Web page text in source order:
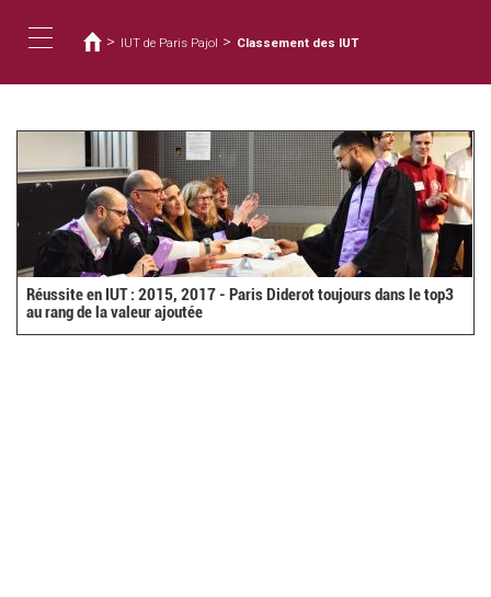
main
navigation
are
here
> IUT de Paris Pajol > Classement des IUT
Réussite en IUT : 2015, 2017 - Paris Diderot toujours dans le top3
au rang de la valeur ajoutée